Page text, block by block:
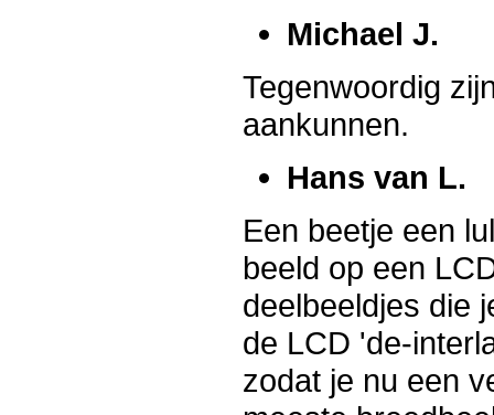
Michael J.
Tegenwoordig
aankunnen.
Hans van L.
Een beetje een
beeld op een
deelbeeldjes die
de LCD 'de-
zodat je nu een